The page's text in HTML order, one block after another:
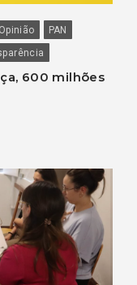
Opinião
PAN
600 milhões